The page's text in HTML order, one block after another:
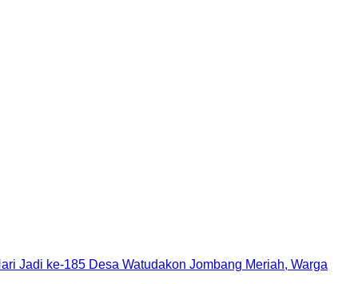
Jadi ke-185 Desa Watudakon Jombang Meriah, Warga